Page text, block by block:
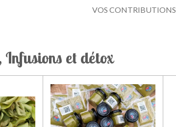
VOS CONTRIBUTIONS
Infusions et détox